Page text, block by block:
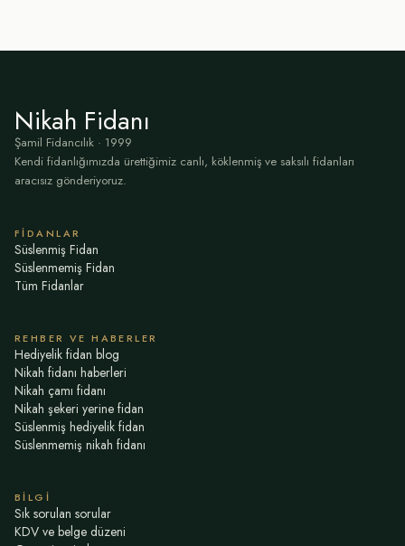
Nikah Fidanı
Şamil Fidancılık · 1999
Kendi fidanlığımızda ürettiğimiz canlı, köklenmiş ve saksılı fidanları
aracısız gönderiyoruz.
FIDANLAR
Süslenmiş Fidan
Süslenmemiş Fidan
Tüm Fidanlar
REHBER VE HABERLER
Hediyelik fidan blog
Nikah fidanı haberleri
Nikah çamı fidanı
Nikah şekeri yerine fidan
Süslenmiş hediyelik fidan
Süslenmemiş nikah fidanı
BILGI
Sık sorulan sorular
KDV ve belge düzeni